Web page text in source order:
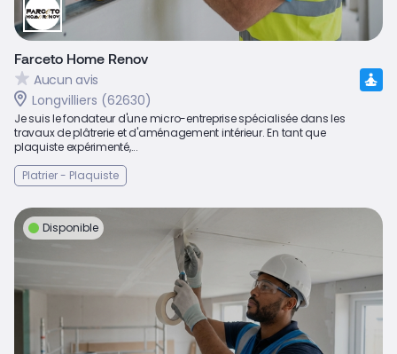
Farceto Home Renov
Aucun avis
Longvilliers (62630)
Je suis le fondateur d'une micro-entreprise spécialisée dans les
travaux de plâtrerie et d'aménagement intérieur. En tant que
plaquiste expérimenté,...
Platrier - Plaquiste
Disponible